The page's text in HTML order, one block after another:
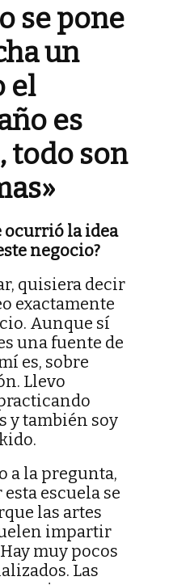
se pone
un
el
es
todo son
ocurrió la idea
negocio?
quisiera decir
exactamente
Aunque sí
una fuente de
es, sobre
Llevo
y también soy
a la pregunta,
escuela se
las artes
impartir
muy pocos
Las